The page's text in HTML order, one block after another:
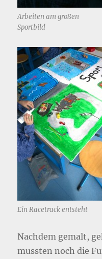
Arbeiten am großen
Sportbild
Ein Racetrack entsteht
Nachdem gemalt,
mussten noch die